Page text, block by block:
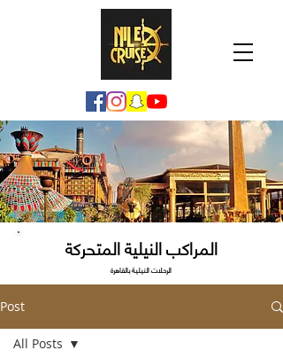
المراكب النيلية المتحركة
الرحلات النيلية بالقاهرة
Post
All Posts